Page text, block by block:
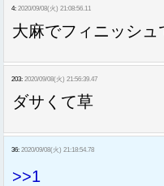
4: 2020/09/08(火) 21:08:56.11
大麻でフィニッシュ
203: 2020/09/08(火) 21:56:39.47
ダサくて草
36: 2020/09/08(火) 21:18:54.78
>>1